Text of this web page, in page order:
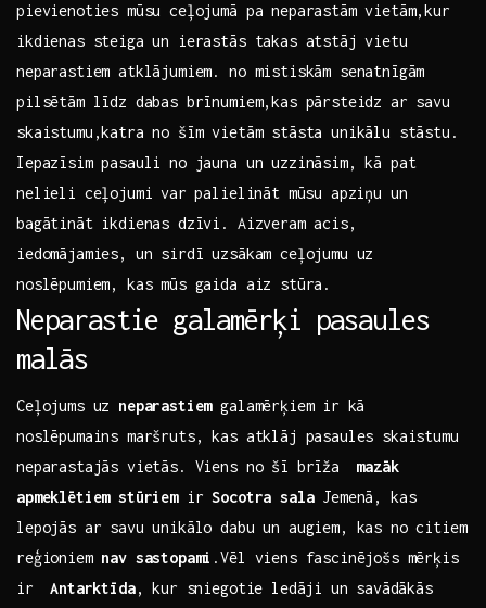
pievienoties mūsu ceļojumā pa neparastām vietām,kur
ikdienas steiga un ierastās takas atstāj vietu
neparastiem atklājumiem. no mistiskām senatnīgām
pilsētām‍ līdz dabas brīnumiem,kas pārsteidz ar savu
skaistumu,katra no šīm vietām stāsta unikālu stāstu.
Iepazīsim pasauli no jauna un uzzināsim, kā pat
nelieli ceļojumi var⁣ palielināt ‍mūsu apziņu un
bagātināt ikdienas dzīvi. Aizveram acis,
iedomājamies, un sirdī uzsākam ceļojumu uz
noslēpumiem, kas mūs gaida aiz ​stūra.
Neparastie galamērķi pasaules
malās
Ceļojums uz neparastiemgalamērķiem ir⁣ kā
noslēpumains maršruts, kas atklāj pasaules skaistumu
neparastajās vietās. Viens no šī brīža ⁣ mazāk
apmeklētiem stūriemirSocotra salaJemenā,⁢ kas
lepojās ar savu unikālo dabu un augiem, kas no citiem
reģioniem nav sastopami .Vēl viens fascinējošs mērķis
ir ⁤Antarktīda, kur sniegotie ledāji⁢ un savādākās